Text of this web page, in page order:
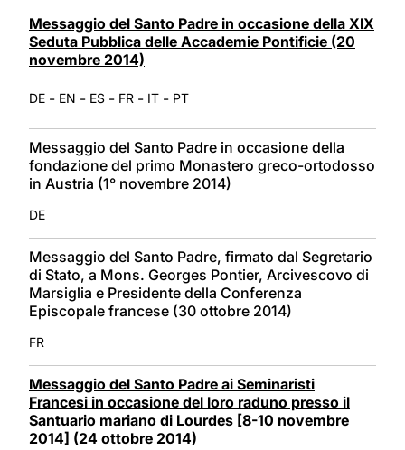
Messaggio del Santo Padre in occasione della XIX
Seduta Pubblica delle Accademie Pontificie (20
novembre 2014)
DE - EN - ES - FR - IT - PT
Messaggio del Santo Padre in occasione della
fondazione del primo Monastero greco-ortodosso
in Austria (1° novembre 2014)
DE
Messaggio del Santo Padre, firmato dal Segretario
di Stato, a Mons. Georges Pontier, Arcivescovo di
Marsiglia e Presidente della Conferenza
Episcopale francese (30 ottobre 2014)
FR
Messaggio del Santo Padre ai Seminaristi
Francesi in occasione del loro raduno presso il
Santuario mariano di Lourdes [8-10 novembre
2014] (24 ottobre 2014)